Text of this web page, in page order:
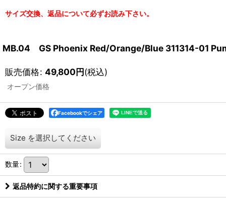
サイズ交換、返品について必ずお読み下さい。
MB.04 GS Phoenix Red/Orange/Blue 311314-01
販売価格: 49,800円(税込)
オープン価格
Facebookでシェア
Size を選択してください
数量:
返品特約に関する重要事項